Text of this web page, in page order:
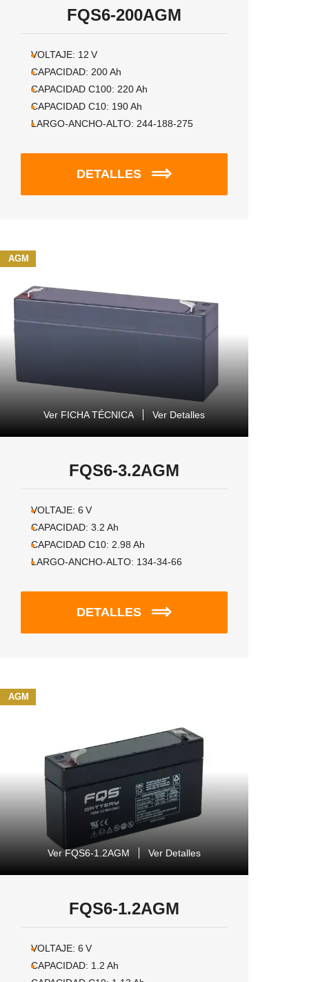
FQS6-200AGM
VOLTAJE: 12 V
CAPACIDAD: 200Ah
CAPACIDAD C100: 220Ah
CAPACIDAD C10: 190Ah
LARGO-ANCHO-ALTO: 244-188-275
DETALLES
AGM
Ver FICHA TÉCNICA Ver Detalles
FQS6-3.2AGM
VOLTAJE: 6 V
CAPACIDAD: 3.2 Ah
CAPACIDAD C10: 2.98 Ah
LARGO-ANCHO-ALTO: 134-34-66
DETALLES
AGM
Ver FQS6-1.2AGM Ver Detalles
FQS6-1.2AGM
VOLTAJE: 6 V
CAPACIDAD: 1.2 Ah